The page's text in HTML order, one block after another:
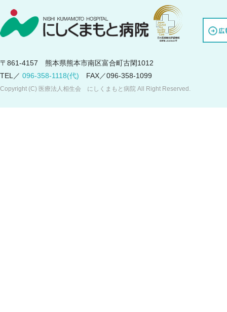
〒861-4157 熊本県熊本市南区富合町古閑1012
TEL／ 096-358-1118(代) FAX／096-358-1099
Copyright (C) 医療法人相生会 にしくまもと病院 All Right Reserved.